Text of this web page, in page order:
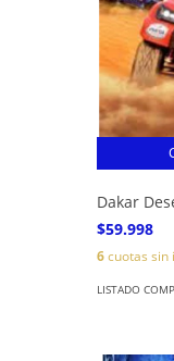
Dakar
$59.998
6cuotas sin
LISTADO